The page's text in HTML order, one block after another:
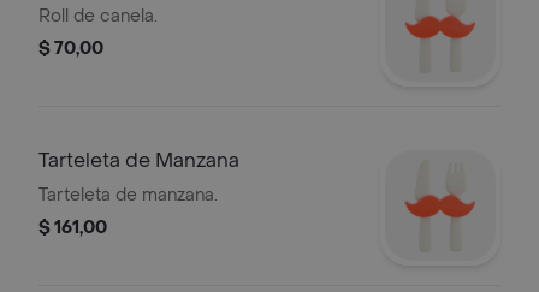
Roll de canela.
$ 70,00
Tarteleta de Manzana
Tarteleta de manzana.
$ 161,00